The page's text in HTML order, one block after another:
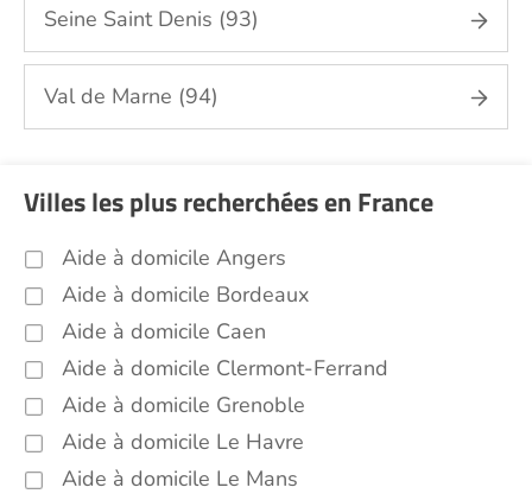
Portage de repas Paris (75)
Sorties (promenades, rendez-vous
médicaux...) Paris (75)
Promenade animaux de compagnie Paris
Soins esthétiques Paris (75)
Autres aides à domicile Paris (75)
Voir toutes les aides à domicile à Paris (75)
Seine Saint Denis (93)
Val de Marne (94)
Villes les plus recherchées en France
Aide à domicile Angers
Aide à domicile Bordeaux
Aide à domicile Caen
Aide à domicile Clermont-Ferrand
Aide à domicile Grenoble
Aide à domicile Le Havre
Aide à domicile Le Mans